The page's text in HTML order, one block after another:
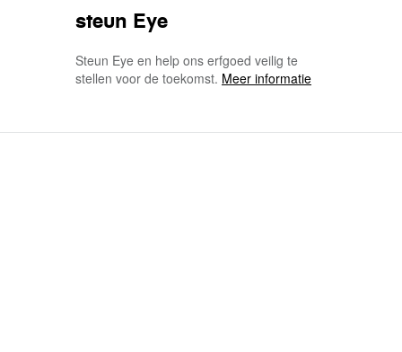
steun Eye
Steun Eye en help ons erfgoed veilig te
stellen voor de toekomst. Meer informatie